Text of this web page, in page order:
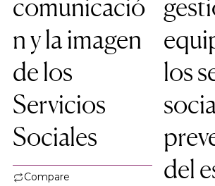
comunicació
n y la imagen
de los
Servicios
Sociales
Compare
los
del